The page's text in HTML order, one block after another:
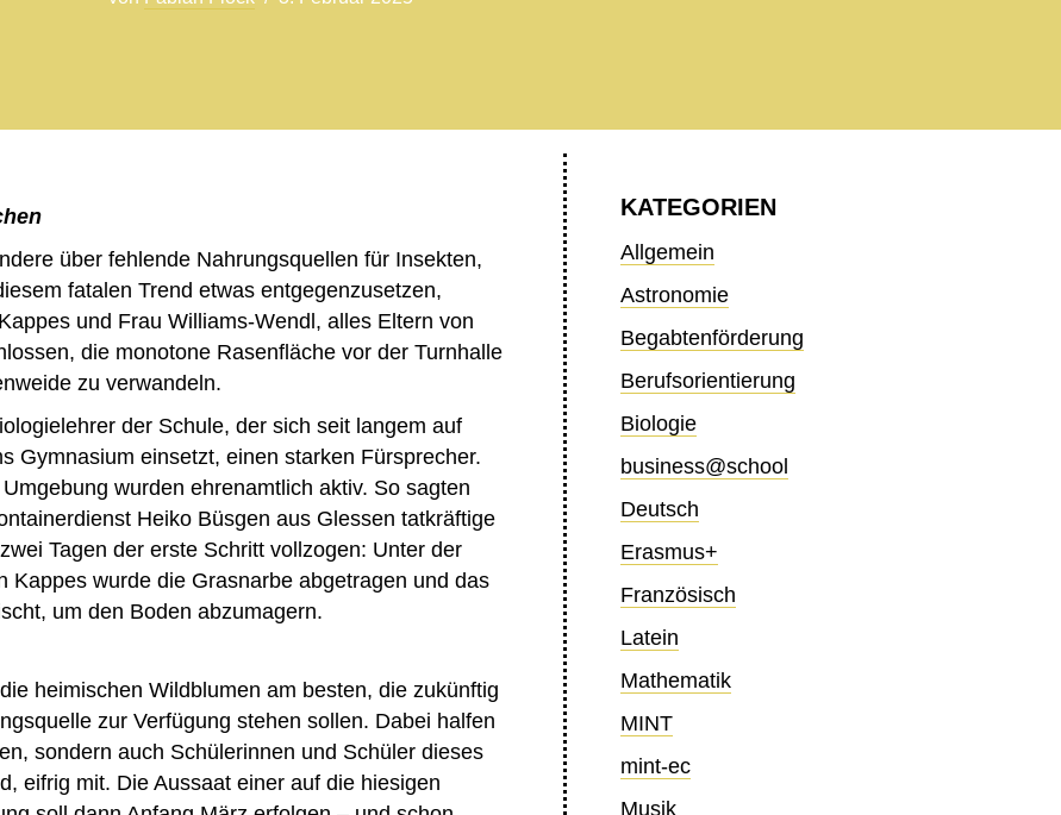
über fehlende Nahrungsquellen für Insekten,
fatalen Trend etwas entgegenzusetzen,
und Frau Williams-Wendl, alles Eltern von
die monotone Rasenfläche vor der Turnhalle
zu verwandeln.
der Schule, der sich seit langem auf
Gymnasium einsetzt, einen starken Fürsprecher.
wurden ehrenamtlich aktiv. So sagten
Heiko Büsgen aus Glessen tatkräftige
Tagen der erste Schritt vollzogen: Unter der
Kappes wurde die Grasnarbe abgetragen und das
um den Boden abzumagern.
heimischen Wildblumen am besten, die zukünftig
zur Verfügung stehen sollen. Dabei halfen
sondern auch Schülerinnen und Schüler dieses
eifrig mit. Die Aussaat einer auf die hiesigen
KATEGORIEN
Allgemein
Astronomie
Begabtenförderung
Berufsorientierung
Biologie
business@school
Deutsch
Erasmus+
Französisch
Latein
Mathematik
MINT
mint-ec
Musik